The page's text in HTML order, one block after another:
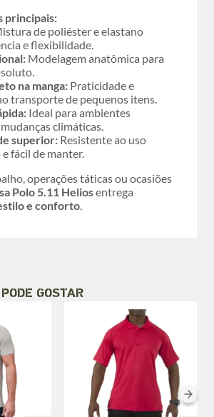
principais:
de poliéster e elastano
e flexibilidade.
Modelagem anatômica para
na manga: Praticidade e
transporte de pequenos itens.
Ideal para ambientes
climáticas.
superior: Resistente ao uso
fácil de manter.
operações táticas ou ocasiões
Polo 5.11 Heliosentrega
e conforto.
GOSTAR